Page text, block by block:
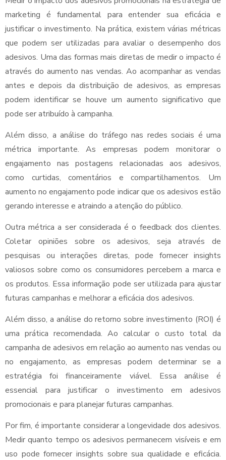
marketing é fundamental para entender sua eficácia e
justificar o investimento. Na prática, existem várias métricas
que podem ser utilizadas para avaliar o desempenho dos
adesivos. Uma das formas mais diretas de medir o impacto é
através do aumento nas vendas. Ao acompanhar as vendas
antes e depois da distribuição de adesivos, as empresas
podem identificar se houve um aumento significativo que
pode ser atribuído à campanha.
Além disso, a análise do tráfego nas redes sociais é uma
métrica importante. As empresas podem monitorar o
engajamento nas postagens relacionadas aos adesivos,
como curtidas, comentários e compartilhamentos. Um
aumento no engajamento pode indicar que os adesivos estão
gerando interesse e atraindo a atenção do público.
Outra métrica a ser considerada é o feedback dos clientes.
Coletar opiniões sobre os adesivos, seja através de
pesquisas ou interações diretas, pode fornecer insights
valiosos sobre como os consumidores percebem a marca e
os produtos. Essa informação pode ser utilizada para ajustar
futuras campanhas e melhorar a eficácia dos adesivos.
Além disso, a análise do retorno sobre investimento (ROI) é
uma prática recomendada. Ao calcular o custo total da
campanha de adesivos em relação ao aumento nas vendas ou
no engajamento, as empresas podem determinar se a
estratégia foi financeiramente viável. Essa análise é
essencial para justificar o investimento em adesivos
promocionais e para planejar futuras campanhas.
Por fim, é importante considerar a longevidade dos adesivos.
Medir quanto tempo os adesivos permanecem visíveis e em
uso pode fornecer insights sobre sua qualidade e eficácia.